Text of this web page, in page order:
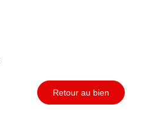
Retour au bien